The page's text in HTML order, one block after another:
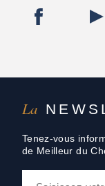
La
Tenez-vous
de Meilleur du